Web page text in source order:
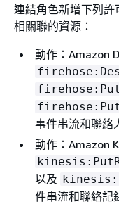
連結角色新增下列
相關聯的資源：
動作：Amazon
事件串流和聯絡
動作：Amazon
以及
件串流和聯絡記